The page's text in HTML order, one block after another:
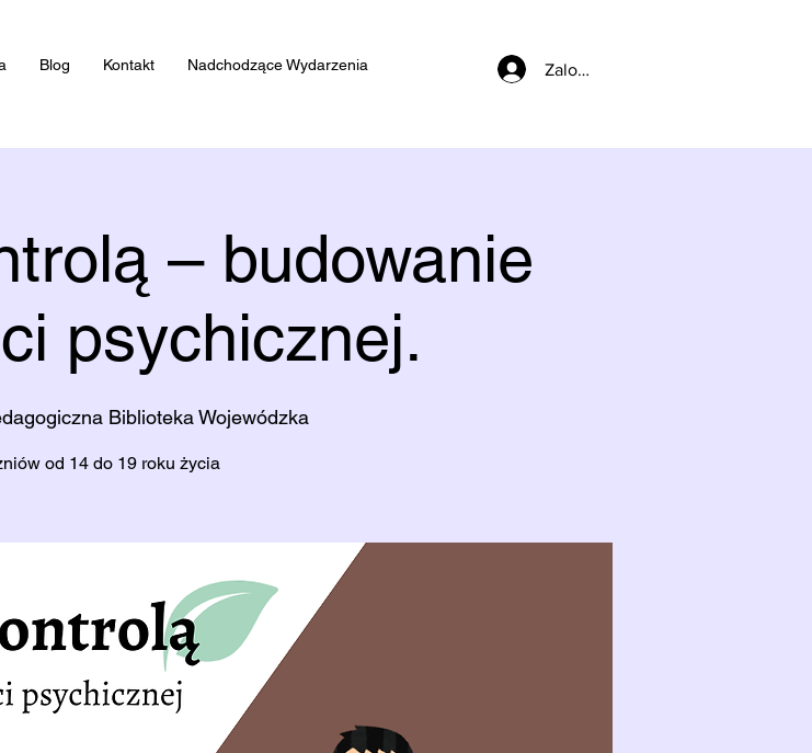
Blog Kontakt Nadchodzące Wydarzenia Zaloguj się
– budowanie
psychicznej.
Biblioteka Wojewódzka
od 14 do 19 roku życia